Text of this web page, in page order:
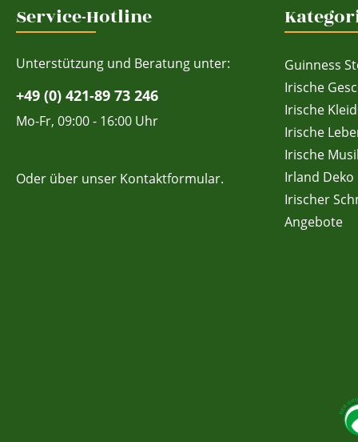
Service-Hotline
Unterstützung und Beratung unter:
+49 (0) 421-89 73 246
Mo-Fr, 09:00 - 16:00 Uhr
Oder über unser Kontaktformular.
Guinness
Irische
Irische
Irische
Irische
Irland Deko
Irischer
Angebote